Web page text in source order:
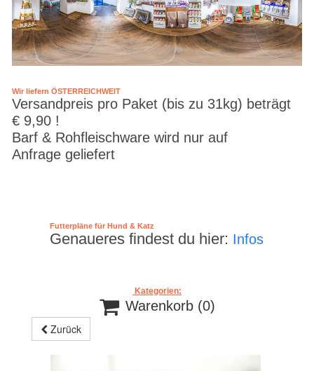
Wir liefern ÖSTERREICHWEIT
Versandpreis pro Paket (bis zu 31kg) beträgt
€ 9,90 !
Barf & Rohfleischware wird nur auf
Anfrage geliefert
Futterpläne für Hund & Katz
Genaueres findest du hier: Infos
Kategorien:
 Warenkorb (0)
Zurück